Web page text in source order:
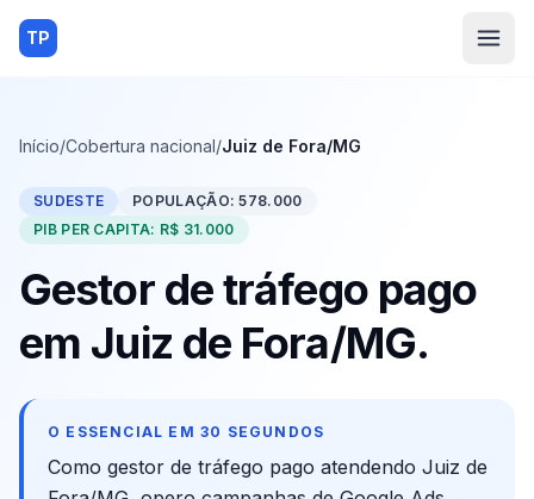
TP
Início/Cobertura nacional/Juiz de Fora/MG
SUDESTE POPULAÇÃO:578.000
PIB PER CAPITA: R$ 31.000
Gestor de tráfego pago
em Juiz de Fora/MG.
O ESSENCIAL EM 30 SEGUNDOS
Como gestor de tráfego pago atendendo Juiz de